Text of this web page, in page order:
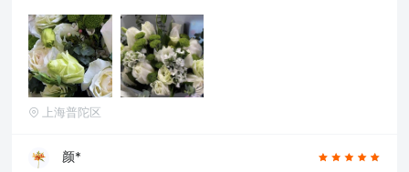
上海普陀区
颜*